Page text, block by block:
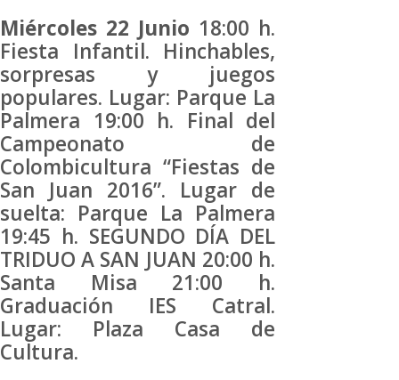
Miércoles 22 Junio 18:00 h.
Fiesta Infantil. Hinchables,
sorpresas y juegos
populares. Lugar: Parque La
Palmera 19:00 h. Final del
Campeonato de
Colombicultura “Fiestas de
San Juan 2016”. Lugar de
suelta: Parque La Palmera
19:45 h. SEGUNDO DÍA DEL
TRIDUO A SAN JUAN 20:00 h.
Santa Misa 21:00 h.
Graduación IES Catral.
Lugar: Plaza Casa de
Cultura.